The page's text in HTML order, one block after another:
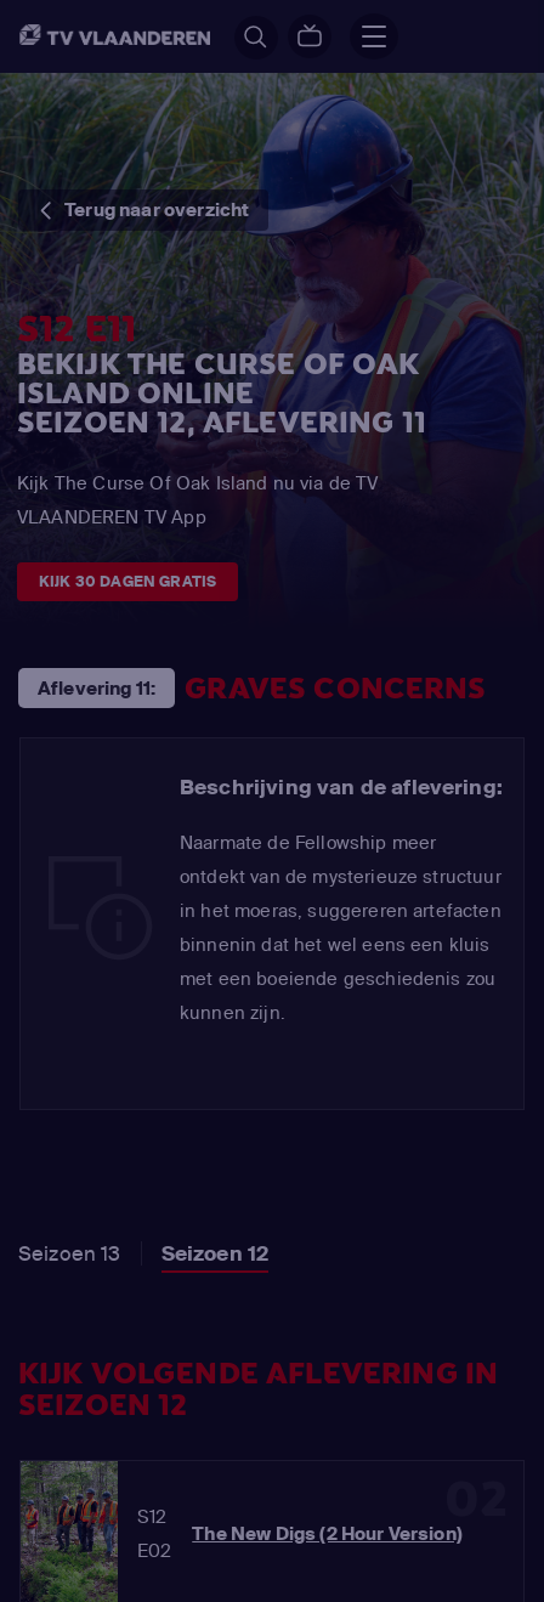
Terug naar overzicht
S12 E11
BEKIJK THE CURSE OF OAK
ISLAND ONLINE
SEIZOEN 12, AFLEVERING 11
Kijk The Curse Of Oak Island nu via de TV
VLAANDEREN TV App
KIJK 30 DAGEN GRATIS
Aflevering 11: GRAVES CONCERNS
Beschrijving van de aflevering:
Naarmate de Fellowship meer
ontdekt van de mysterieuze structuur
in het moeras, suggereren artefacten
binnenin dat het wel eens een kluis
met een boeiende geschiedenis zou
kunnen zijn.
Seizoen 13 Seizoen 12
KIJK VOLGENDE AFLEVERING IN
SEIZOEN 12
S12
E02
The New Digs (2 Hour Version)